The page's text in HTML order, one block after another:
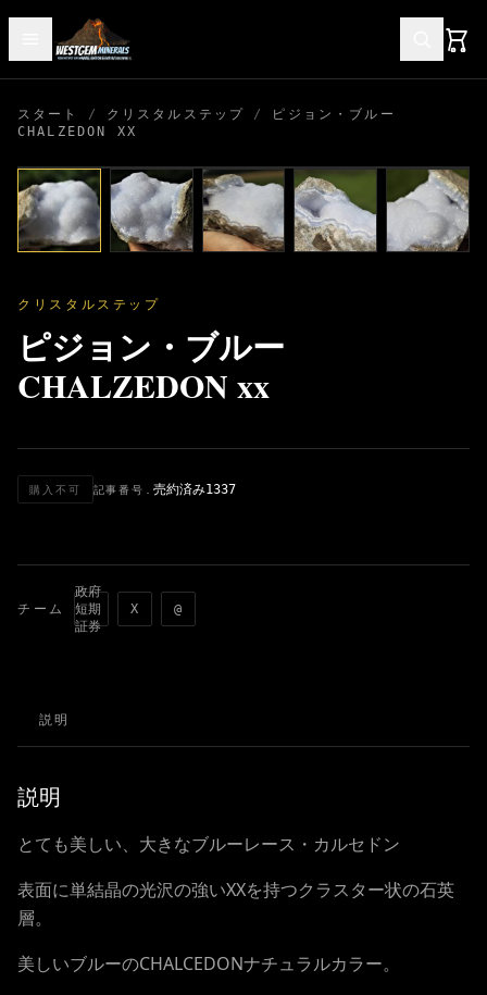
スタート / クリスタルステップ /
ピジョン・ブルー
CHALZEDON XX
クリスタルステップ
ピジョン・ブルー
CHALZEDON xx
購入不可 記事番号. 売約済み1337
チーム
政府
短期
証券
X @
説明
説明
とても美しい、大きなブルーレース・カルセドン
表面に単結晶の光沢の強いXXを持つクラスター状の石英
層。
美しいブルーのCHALCEDONナチュラルカラー。